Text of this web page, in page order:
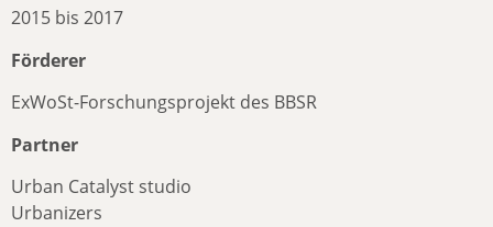
2015 bis 2017
Förderer
ExWoSt-Forschungsprojekt des BBSR
Partner
Urban Catalyst studio
Urbanizers